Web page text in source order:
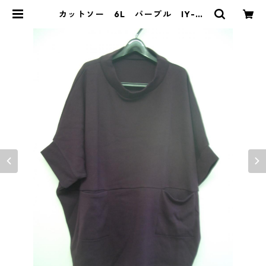
カットソー 6L パープル IY-43